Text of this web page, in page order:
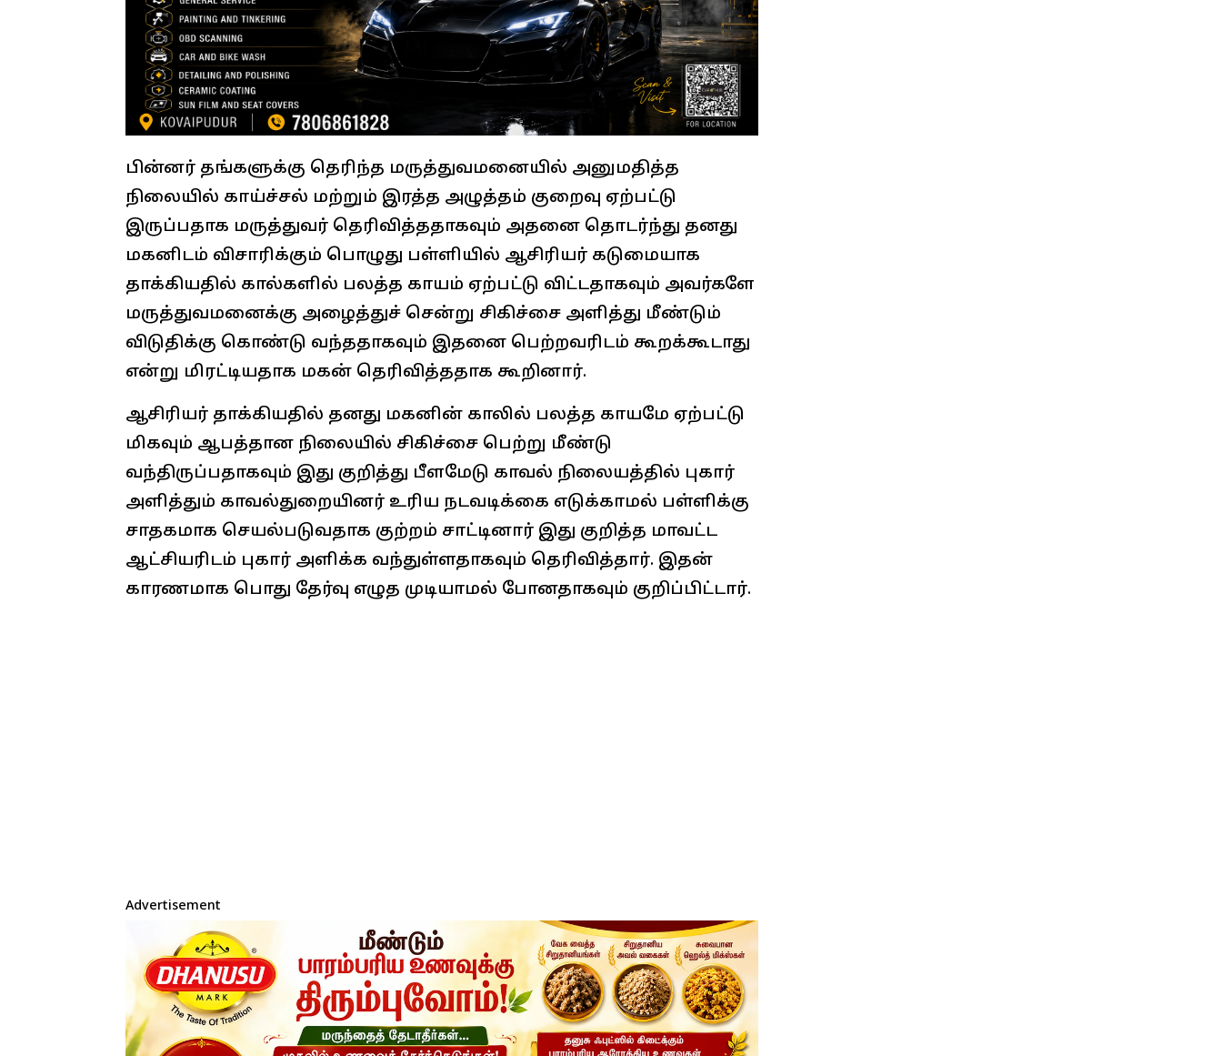
பின்னர் தங்களுக்கு தெரிந்த மருத்துவமனையில் அனுமதித்த
நிலையில் காய்ச்சல் மற்றும் இரத்த அழுத்தம் குறைவு ஏற்பட்டு
இருப்பதாக மருத்துவர் தெரிவித்ததாகவும் அதனை தொடர்ந்து தனது
மகனிடம் விசாரிக்கும் பொழுது பள்ளியில் ஆசிரியர் கடுமையாக
தாக்கியதில் கால்களில் பலத்த காயம் ஏற்பட்டு விட்டதாகவும் அவர்களே
மருத்துவமனைக்கு அழைத்துச் சென்று சிகிச்சை அளித்து மீண்டும்
விடுதிக்கு கொண்டு வந்ததாகவும் இதனை பெற்றவரிடம் கூறக்கூடாது
என்று மிரட்டியதாக மகன் தெரிவித்ததாக கூறினார்.
ஆசிரியர் தாக்கியதில் தனது மகனின் காலில் பலத்த காயமே ஏற்பட்டு
மிகவும் ஆபத்தான நிலையில் சிகிச்சை பெற்று மீண்டு
வந்திருப்பதாகவும் இது குறித்து பீளமேடு காவல் நிலையத்தில் புகார்
அளித்தும் காவல்துறையினர் உரிய நடவடிக்கை எடுக்காமல் பள்ளிக்கு
சாதகமாக செயல்படுவதாக குற்றம் சாட்டினார் இது குறித்த மாவட்ட
ஆட்சியரிடம் புகார் அளிக்க வந்துள்ளதாகவும் தெரிவித்தார். இதன்
காரணமாக பொது தேர்வு எழுத முடியாமல் போனதாகவும் குறிப்பிட்டார்.
Advertisement